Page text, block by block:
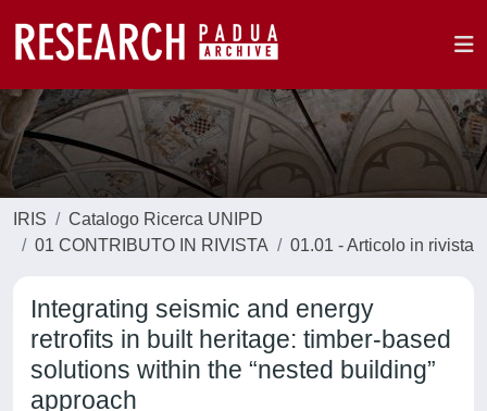
IRIS
Catalogo Ricerca UNIPD
01 CONTRIBUTO IN RIVISTA
01.01 - Articolo in rivista
Integrating seismic and energy
retrofits in built heritage: timber-based
solutions within the “nested building”
approach